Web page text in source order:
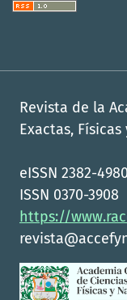
Revista de la
Exactas,
eISSN 2382-4980
ISSN 0370-3908
https://